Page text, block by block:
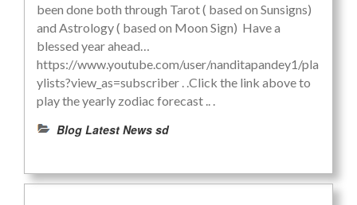
been done both through Tarot ( based on Sunsigns)
and Astrology ( based on Moon Sign) Have a
blessed year ahead…
https://www.youtube.com/user/nanditapandey1/pla
ylists?view_as=subscriber . .Click the link above to
play the yearly zodiac forecast .. .
Blog Latest News sd